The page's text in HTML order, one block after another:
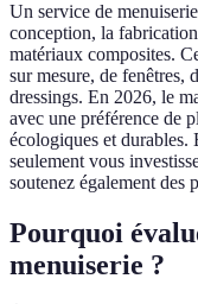
Un service de
conception, la
matériaux composites.
sur mesure, de fenêtres,
dressings. En 2026, le
avec une préférence de
écologiques et durables.
seulement vous
soutenez également des
Pourquoi
menuiserie ?